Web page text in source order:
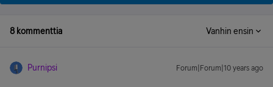
8 kommenttia Vanhin ensin
Purnipsi Forum|Forum|10 years ago